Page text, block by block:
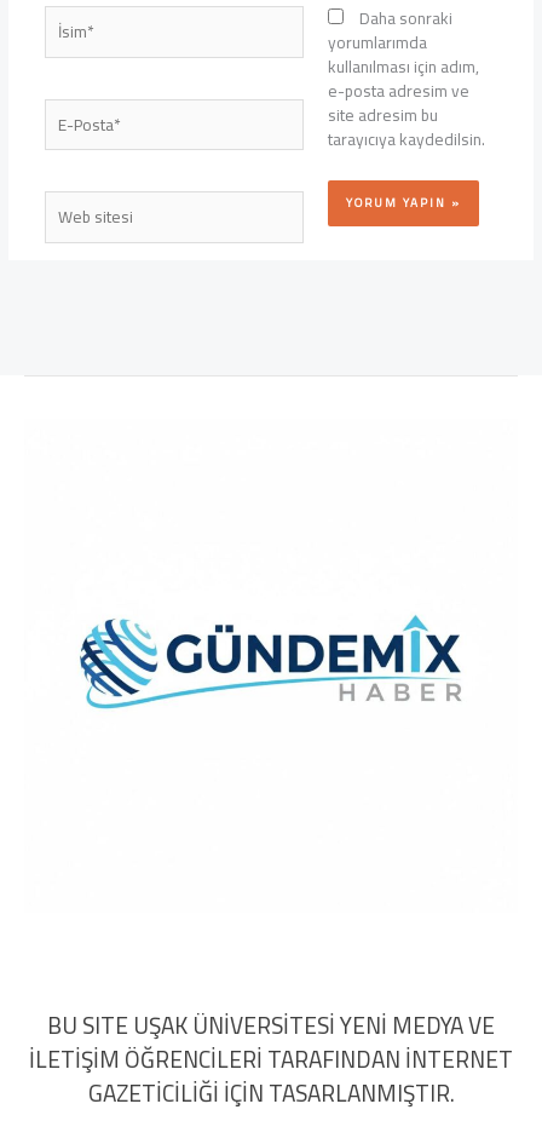
İsim*
E-
Posta*
Web
sitesi
Daha sonraki
yorumlarımda
kullanılması için adım,
e-posta adresim ve
site adresim bu
tarayıcıya kaydedilsin.
BU SITE UŞAK ÜNİVERSİTESİ YENİ MEDYA VE
İLETİŞİM ÖĞRENCİLERİ TARAFINDAN İNTERNET
GAZETİCİLİĞİ İÇİN TASARLANMIŞTIR.